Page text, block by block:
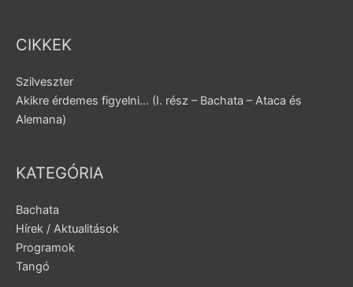
CIKKEK
Szilveszter
Akikre érdemes figyelni… (I. rész – Bachata – Ataca és
Alemana)
KATEGÓRIA
Bachata
Hírek / Aktualitások
Programok
Tangó